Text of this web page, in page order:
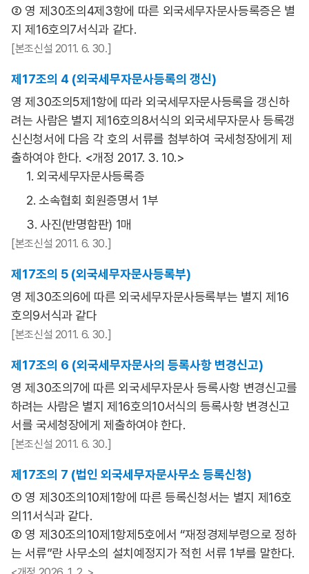
② 영 제30조의4제3항에 따른 외국세무자문사등록증은 별
지 제16호의7서식과 같다.
[본조신설 2011. 6. 30.]
제17조의 4 (외국세무자문사등록의 갱신)
영 제30조의5제1항에 따라 외국세무자문사등록을 갱신하
려는 사람은 별지 제16호의8서식의 외국세무자문사 등록갱
신신청서에 다음 각 호의 서류를 첨부하여 국세청장에게 제
출하여야 한다. <개정 2017. 3. 10.>
1. 외국세무자문사등록증
2. 소속협회 회원증명서 1부
3. 사진(반명함판) 1매
[본조신설 2011. 6. 30.]
제17조의 5 (외국세무자문사등록부)
영 제30조의6에 따른 외국세무자문사등록부는 별지 제16
호의9서식과 같다
[본조신설 2011. 6. 30.]
제17조의 6 (외국세무자문사의 등록사항 변경신고)
영 제30조의7에 따른 외국세무자문사 등록사항 변경신고를
하려는 사람은 별지 제16호의10서식의 등록사항 변경신고
서를 국세청장에게 제출하여야 한다.
[본조신설 2011. 6. 30.]
제17조의 7 (법인 외국세무자문사무소 등록신청)
① 영 제30조의10제1항에 따른 등록신청서는 별지 제16호
의11서식과 같다.
② 영 제30조의10제1항제5호에서 “재정경제부령으로 정하
는 서류”란 사무소의 설치예정지가 적힌 서류 1부를 말한다.